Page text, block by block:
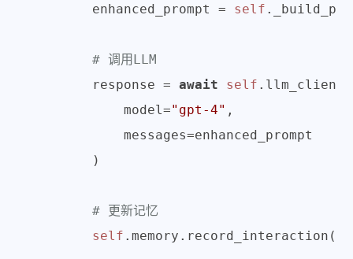
        enhanced_prompt =
self
# 调用LLM
        response =
await self
            model=
"gpt-4" ,
            messages=enhanced_prompt
        )
# 更新记忆
self